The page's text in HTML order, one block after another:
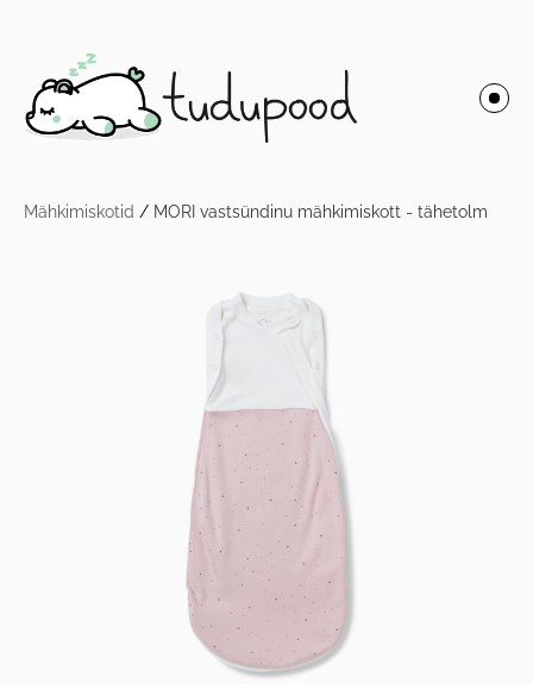
Mähkimiskotid / MORI vastsündinu mähkimiskott - tähetolm